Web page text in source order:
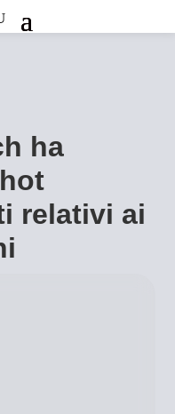
ha
relativi ai